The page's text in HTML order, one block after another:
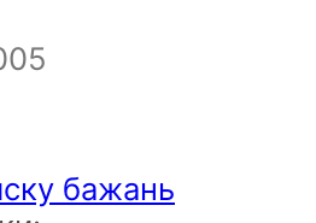
бажань